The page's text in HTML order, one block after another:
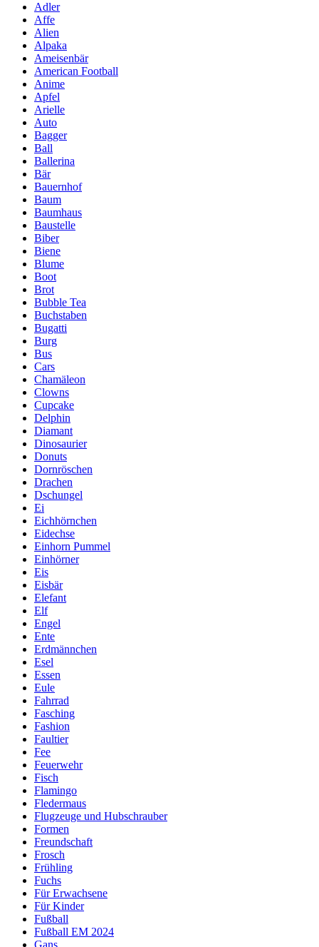
Adler
Affe
Alien
Alpaka
Ameisenbär
American Football
Anime
Apfel
Arielle
Auto
Bagger
Ball
Ballerina
Bär
Bauernhof
Baum
Baumhaus
Baustelle
Biber
Biene
Blume
Boot
Brot
Bubble Tea
Buchstaben
Bugatti
Burg
Bus
Cars
Chamäleon
Clowns
Cupcake
Delphin
Diamant
Dinosaurier
Donuts
Dornröschen
Drachen
Dschungel
Ei
Eichhörnchen
Eidechse
Einhorn Pummel
Einhörner
Eis
Eisbär
Elefant
Elf
Engel
Ente
Erdmännchen
Esel
Essen
Eule
Fahrrad
Fasching
Fashion
Faultier
Fee
Feuerwehr
Fisch
Flamingo
Fledermaus
Flugzeuge und Hubschrauber
Formen
Freundschaft
Frosch
Frühling
Fuchs
Für Erwachsene
Für Kinder
Fußball
Fußball EM 2024
Gans